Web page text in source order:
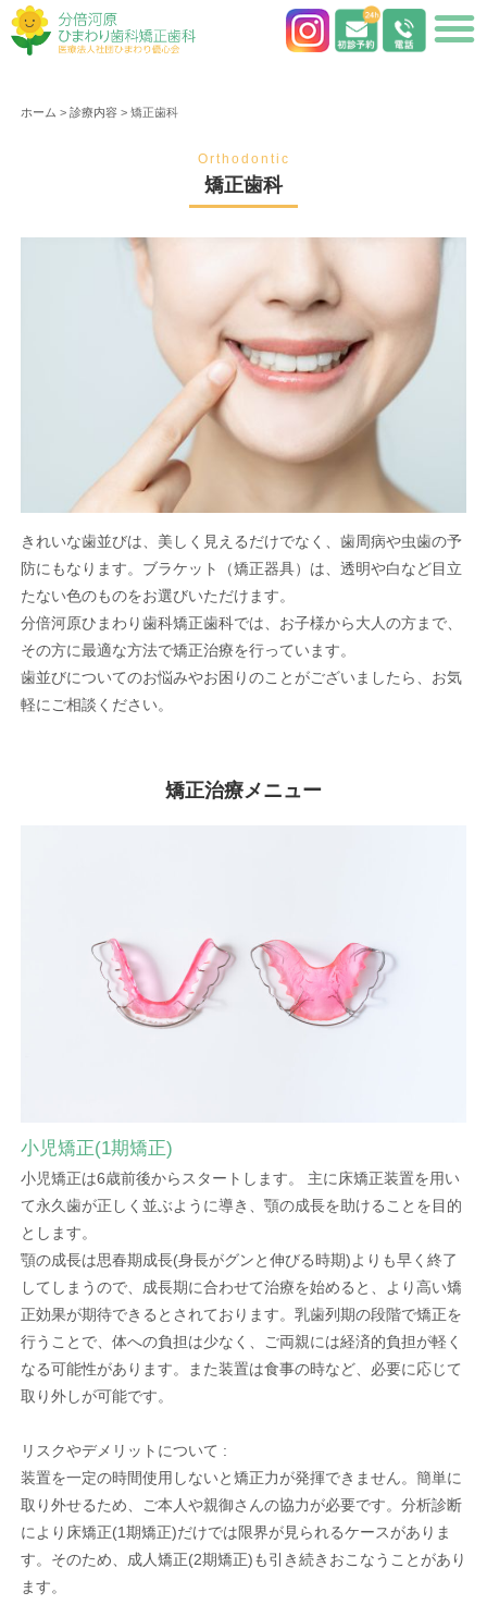
ホーム > 診療内容> 矯正歯科
Orthodontic
矯正歯科
きれいな歯並びは、美しく見えるだけでなく、歯周病や虫歯の予
防にもなります。ブラケット（矯正器具）は、透明や白など目立
たない色のものをお選びいただけます。
分倍河原ひまわり歯科矯正歯科では、お子様から大人の方まで、
その方に最適な方法で矯正治療を行っています。
歯並びについてのお悩みやお困りのことがございましたら、お気
軽にご相談ください。
矯正治療メニュー
小児矯正(1期矯正)
小児矯正は6歳前後からスタートします。 主に床矯正装置を用い
て永久歯が正しく並ぶように導き、顎の成長を助けることを目的
とします。
顎の成長は思春期成長(身長がグンと伸びる時期)よりも早く終了
してしまうので、成長期に合わせて治療を始めると、より高い矯
正効果が期待できるとされております。乳歯列期の段階で矯正を
行うことで、体への負担は少なく、ご両親には経済的負担が軽く
なる可能性があります。また装置は食事の時など、必要に応じて
取り外しが可能です。
リスクやデメリットについて :
装置を一定の時間使用しないと矯正力が発揮できません。簡単に
取り外せるため、ご本人や親御さんの協力が必要です。分析診断
により床矯正(1期矯正)だけでは限界が見られるケースがありま
す。そのため、成人矯正(2期矯正)も引き続きおこなうことがあり
ます。